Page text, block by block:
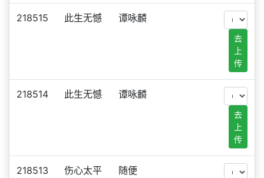
218515 此生无憾 谭咏麟
去
上
传
218514 此生无憾 谭咏麟
去
上
传
218513
伤心太平
随便